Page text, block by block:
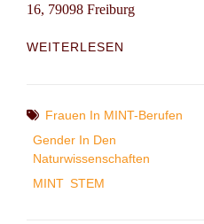
16, 79098 Freiburg
WEITERLESEN
Tags
Frauen In MINT-Berufen
Gender In Den
Naturwissenschaften
MINT STEM